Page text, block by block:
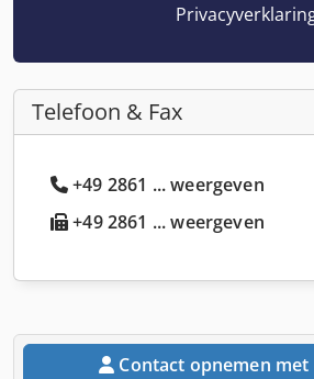
Telefoon & Fax
+49 2861 ... weergeven
+49 2861 ... weergeven
Contact opnemen met